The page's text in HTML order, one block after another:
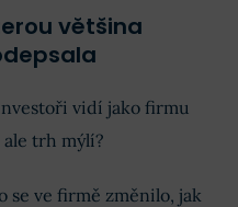
většina
vidí jako firmu
trh mýlí?
se ve firmě změnilo, jak